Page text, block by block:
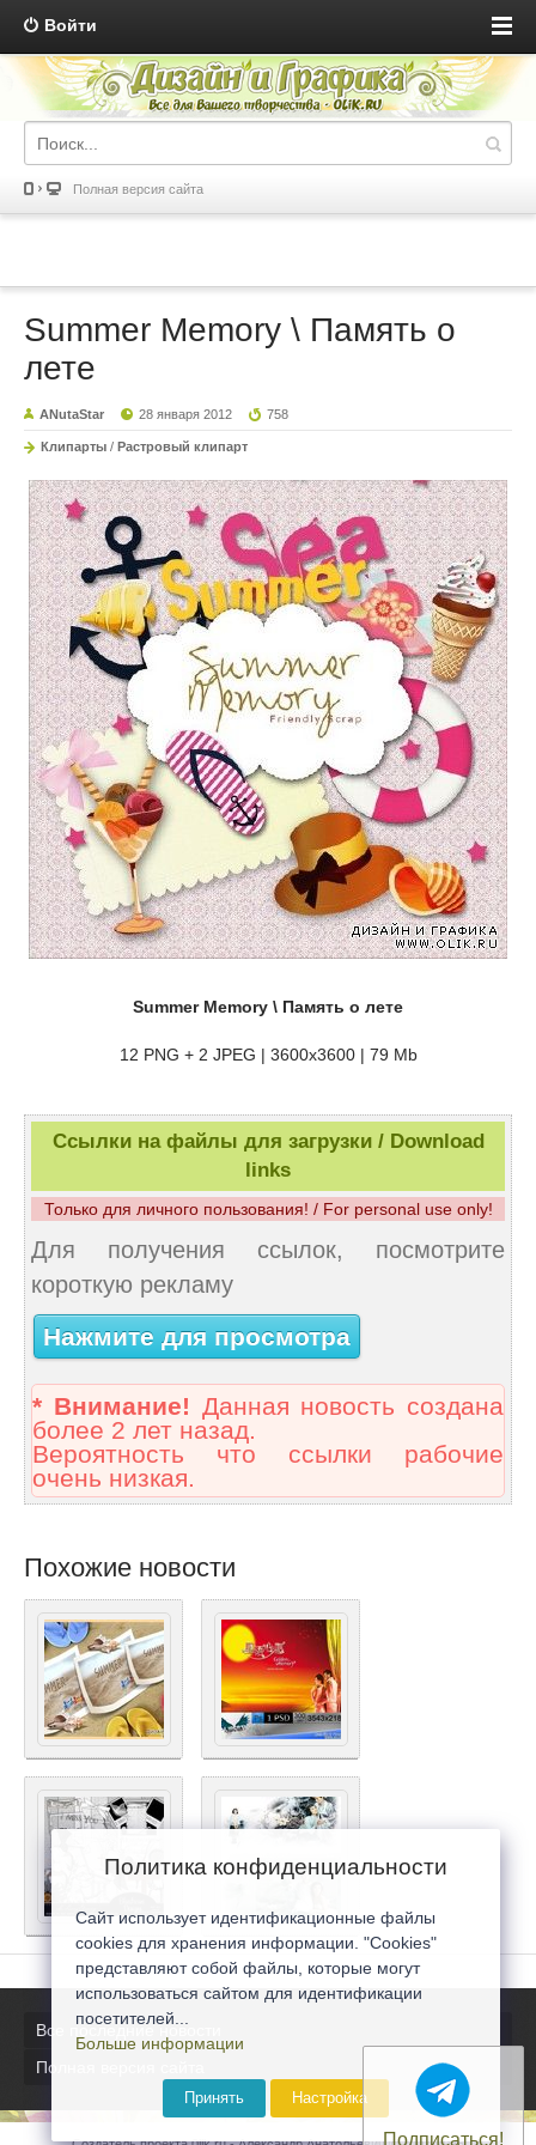
Войти
Полная версия сайта
Summer Memory \ Память о
лете
ANutaStar 28 января 2012 758
Клипарты / Растровый клипарт
Summer Memory \ Память о лете
12 PNG + 2 JPEG | 3600х3600 | 79 Mb
Ссылки на файлы для загрузки / Download
links
Только для личного пользования! / For personal use only!
Для получения ссылок, посмотрите
короткую рекламу
Нажмите для просмотра
* Внимание! Данная новость создана
более 2 лет назад.
Вероятность что ссылки рабочие
очень низкая.
Похожие новости
Все последние новости
Полная версия сайта
Подписаться!
Политика конфиденциальности
Сайт использует идентификационные файлы
cookies для хранения информации. "Cookies"
представляют собой файлы, которые могут
использоваться сайтом для идентификации
посетителей...
Больше информации
Принять Настройка